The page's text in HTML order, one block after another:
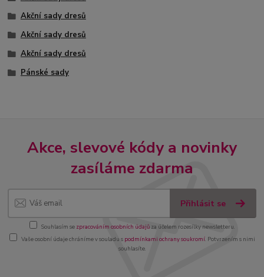
Akční sady dresů
Akční sady dresů
Akční sady dresů
Pánské sady
Akce, slevové kódy a novinky
zasíláme zdarma
Přihlásit se
Souhlasím se zpracováním osobních údajůza účelem rozesílky newsletteru.
Vaše osobní údaje chráníme v souladu s podmínkami ochrany soukromí. Potvrzením s nimi
souhlasíte.